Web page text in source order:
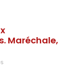
Maréchale,